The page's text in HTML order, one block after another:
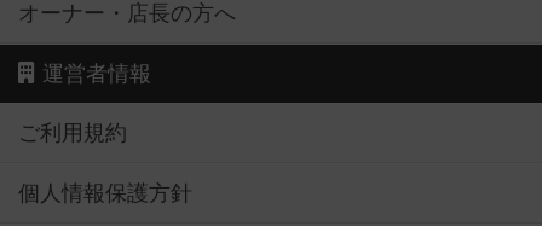
オーナー・店長の方へ
運営者情報
ご利用規約
個人情報保護方針